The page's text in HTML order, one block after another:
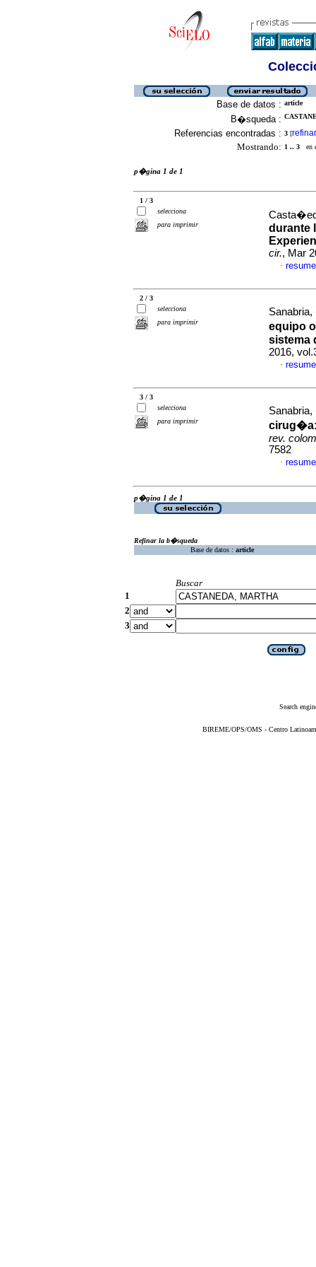
Base de datos : article
B�squeda :
Referencias encontradas : 3 [refinar
Mostrando: 1 .. 3 en
p�gina 1 de 1
1 / 3
selecciona
para imprimir
durante
cir., Mar
·
2 / 3
selecciona
para imprimir
equipo
sistema
2016,
·
3 / 3
selecciona
para imprimir
rev.
7582
·
p�gina 1 de 1
Refinar la b�squeda
Base de datos : article
Buscar
1
2
3
Search
BIREME/OPS/OMS - Centro